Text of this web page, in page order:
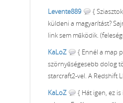
Levente889
{
küldeni a magyarítást?
link sem működik.
KaLoZ
{ Ennél a map
szörnyűségesebb dolog
starcraft2-vel. A Redshift
KaLoZ
{ Hát igen, ez